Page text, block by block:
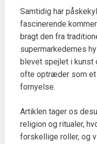
Samtidig har
fascinerende
bragt den fra
supermarkedernes
blevet spejlet i kunst
ofte optræder som
fornyelse.
Artiklen tager os
religion og ritualer,
forskellige roller, og